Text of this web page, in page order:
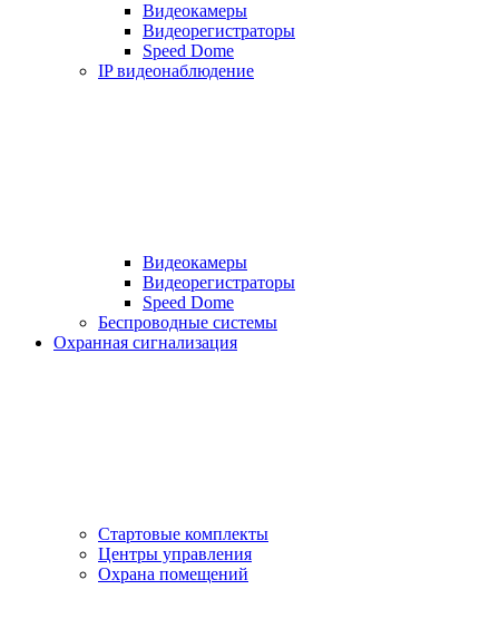
Видеокамеры
Видеорегистраторы
Speed Dome
IP видеонаблюдение
Видеокамеры
Видеорегистраторы
Speed Dome
Беспроводные системы
Охранная сигнализация
Стартовые комплекты
Центры управления
Охрана помещений